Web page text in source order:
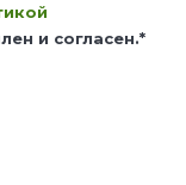
и согласен.*